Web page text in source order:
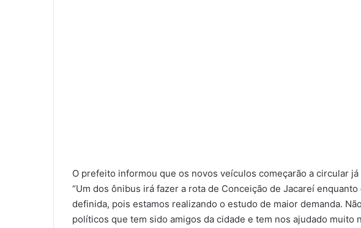
O prefeito informou que os novos veículos começarão a circular
“Um dos ônibus irá fazer a rota de Conceição de Jacareí
definida, pois estamos realizando o estudo de maior demanda.
políticos que tem sido amigos da cidade e tem nos ajudado muito